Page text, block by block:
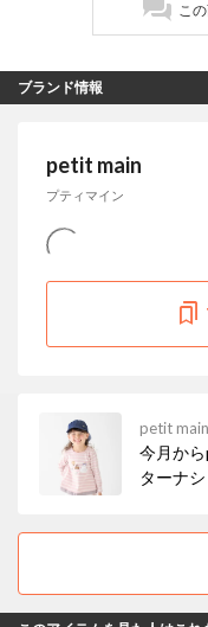
こ
ブランド情報
petit main
プティマイン
petit main
今月か
ターナ